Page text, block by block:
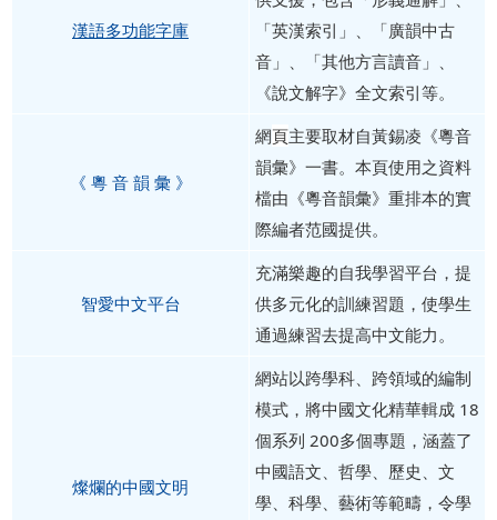
漢語多功能字庫
「英漢索引」、「廣韻中古
音」、「其他方言讀音」、
《說文解字》全文索引等。
《 粵 音 韻 彙 》
網頁主要取材自黃錫凌《粵音
韻彙》一書。本頁使用之資料
檔由《粵音韻彙》重排本的實
際編者范國提供。
智愛中文平台
充滿樂趣的自我學習平台，提
供多元化的訓練習題，使學生
通過練習去提高中文能力。
燦爛的中國文明
網站以跨學科、跨領域的編制
模式，將中國文化精華輯成 18
個系列 200多個專題，涵蓋了
中國語文、哲學、歷史、文
學、科學、藝術等範疇，令學